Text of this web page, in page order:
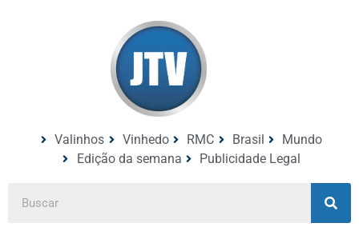
Valinhos Vinhedo RMC Brasil
Mundo
Edição da semana
Publicidade Legal